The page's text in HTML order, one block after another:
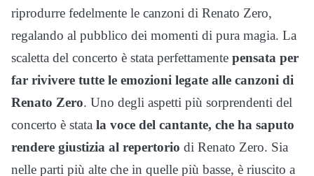
riprodurre fedelmente le canzoni di Renato Zero,
regalando al pubblico dei momenti di pura magia. La
scaletta del concerto è stata perfettamente pensata per
far rivivere tutte le emozioni legate alle canzoni di
Renato Zero. Uno degli aspetti più sorprendenti del
concerto è stata la voce del cantante, che ha saputo
rendere giustizia al repertorio di Renato Zero. Sia
nelle parti più alte che in quelle più basse, è riuscito a